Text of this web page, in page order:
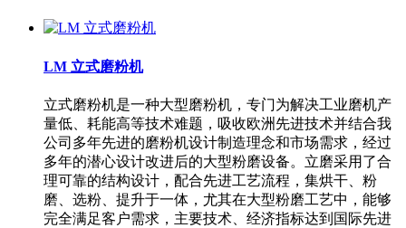
LM 立式磨粉机
立式磨粉机是一种大型磨粉机，专门为解决工业磨机产
量低、耗能高等技术难题，吸收欧洲先进技术并结合我
公司多年先进的磨粉机设计制造理念和市场需求，经过
多年的潜心设计改进后的大型粉磨设备。立磨采用了合
理可靠的结构设计，配合先进工艺流程，集烘干、粉
磨、选粉、提升于一体，尤其在大型粉磨工艺中，能够
完全满足客户需求，主要技术、经济指标达到国际先进